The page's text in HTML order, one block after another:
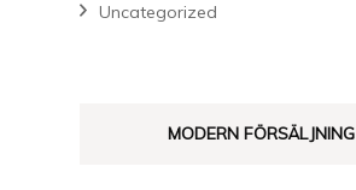
Uncategorized
MODERN FÖRSÄLJNING